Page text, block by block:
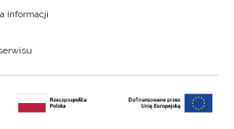
informacji